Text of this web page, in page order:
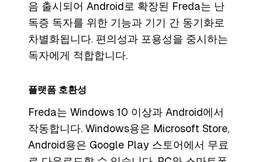
음 출시되어 Android로 확장된 Freda는 난
독증 독자를 위한 기능과 기기 간 동기화로
차별화됩니다. 편의성과 포용성을 중시하는
독자에게 적합합니다.
플랫폼 호환성
Freda는 Windows 10 이상과 Android에서
작동합니다. Windows용은 Microsoft Store,
Android용은 Google Play 스토어에서 무료